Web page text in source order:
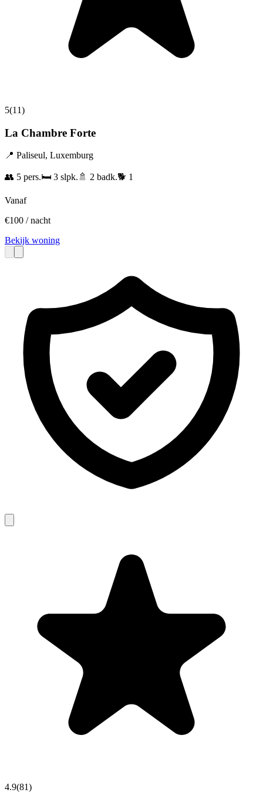
5(11)
La Chambre Forte
📍 Paliseul, Luxemburg
👥 5 pers.🛏️ 3 slpk. 🚿 2 badk.🐕 1
Vanaf
€100 / nacht
Bekijk woning
4.9(81)